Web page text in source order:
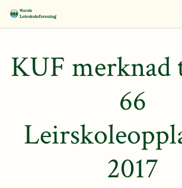
KUF merknad
66
2017